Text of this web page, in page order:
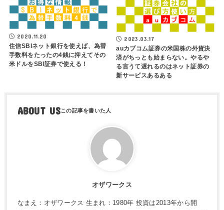
2020.11.20
住信SBIネット銀行を使えば、為替
手数料をたったの4銭に抑えてその
米ドルをSBI証券で使える！
2023.03.17
auカブコム証券の米国株の外貨決
済がちっとも始まらない。やるや
る言うて遅れるのはネット証券の
新サービスあるある
ABOUT US
オザワークス
なまえ：オザワークス 生まれ：1980年 投資は2013年から開